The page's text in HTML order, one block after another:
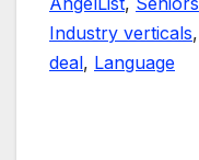
Industry verticals,
deal, Language